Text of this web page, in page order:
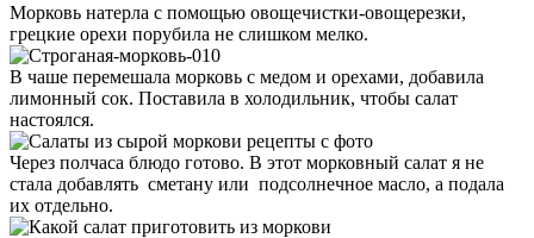
Морковь натерла с помощью овощечистки-овощерезки,
грецкие орехи порубила не слишком мелко.
В чаше перемешала морковь с медом и орехами, добавила
лимонный сок. Поставила в холодильник, чтобы салат
настоялся.
Через полчаса блюдо готово. В этот морковный салат я не
стала добавлять сметану или подсолнечное масло, а подала
их отдельно.